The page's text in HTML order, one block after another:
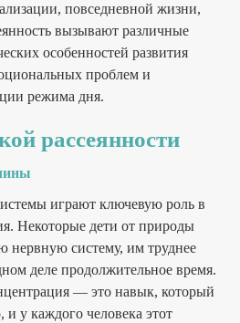
повседневной жизни,
вызывают различные
особенностей развития
проблем и
режима дня.
рассеянности
играют ключевую роль в
Некоторые дети от природы
систему, им труднее
деле продолжительное время.
— это навык, который
и у каждого человека этот